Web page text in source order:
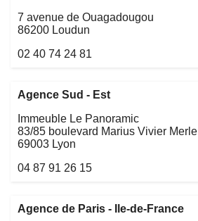
7 avenue de Ouagadougou
86200 Loudun
02 40 74 24 81
Agence Sud - Est
Immeuble Le Panoramic
83/85 boulevard Marius Vivier Merle
69003 Lyon
04 87 91 26 15
Agence de Paris - Ile-de-France